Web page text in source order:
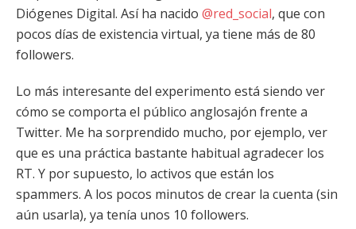
Diógenes Digital. Así ha nacido @red_social, que con
pocos días de existencia virtual, ya tiene más de 80
followers.
Lo más interesante del experimento está siendo ver
cómo se comporta el público anglosajón frente a
Twitter. Me ha sorprendido mucho, por ejemplo, ver
que es una práctica bastante habitual agradecer los
RT. Y por supuesto, lo activos que están los
spammers. A los pocos minutos de crear la cuenta (sin
aún usarla), ya tenía unos 10 followers.